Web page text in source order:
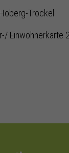
Trockel
Einwohnerkarte